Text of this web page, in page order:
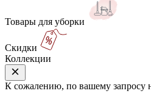
Товары для уборки
Скидки
Коллекции
К сожалению, по вашему запросу